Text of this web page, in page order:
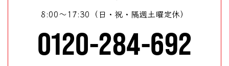
8:00～17:30（日・祝・隔週土曜定休）
0120-284-692